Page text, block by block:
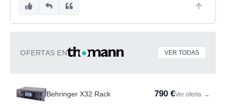
OFERTAS EN VER TODAS
Behringer X32 Rack 790 €Ver oferta →